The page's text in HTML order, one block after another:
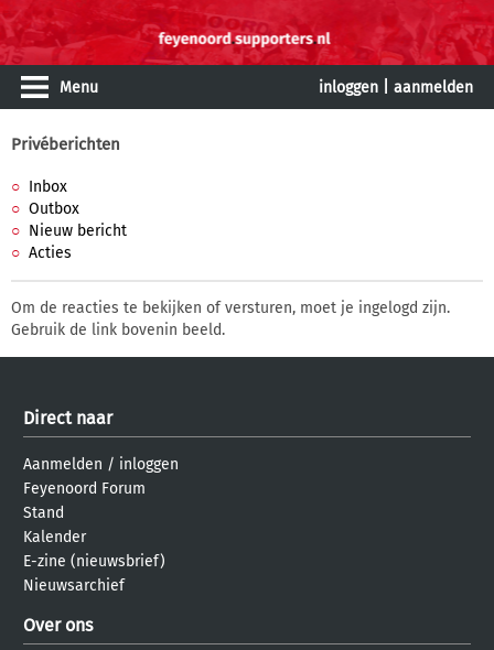
Menu inloggen aanmelden
Privéberichten
Inbox
Outbox
Nieuw bericht
Acties
Om de reacties te bekijken of versturen, moet je ingelogd zijn.
Gebruik de link bovenin beeld.
Direct naar
Aanmelden / inloggen
Feyenoord Forum
Stand
Kalender
E-zine (nieuwsbrief)
Nieuwsarchief
Over ons